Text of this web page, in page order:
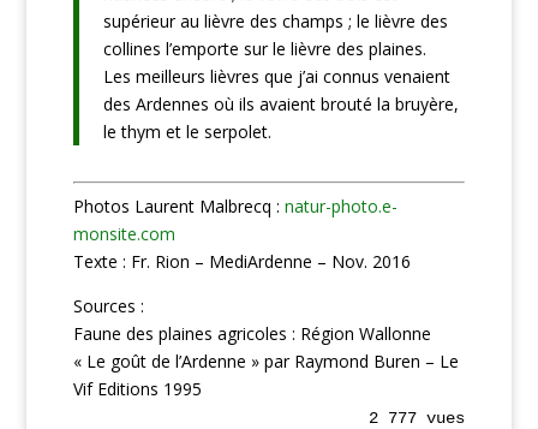
supérieur au lièvre des champs ; le lièvre des
collines l’emporte sur le lièvre des plaines.
Les meilleurs lièvres que j’ai connus venaient
des Ardennes où ils avaient brouté la bruyère,
le thym et le serpolet.
Photos Laurent Malbrecq : natur-photo.e-
monsite.com
Texte : Fr. Rion – MediArdenne – Nov. 2016
Sources :
Faune des plaines agricoles : Région Wallonne
« Le goût de l’Ardenne » par Raymond Buren – Le
Vif Editions 1995
2 777 vues